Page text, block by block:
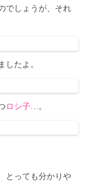
でしょうが、それ
したよ。
ロシ子…。
とっても分かりや